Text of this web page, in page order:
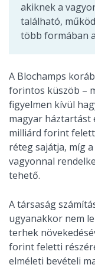
akiknek a
található,
több formában
A Blochamps
forintos küszöb –
figyelmen kívül
magyar háztartást
milliárd forint
réteg sajátja, míg
vagyonnal
tehető.
A társaság
ugyanakkor nem
terhek
forint feletti
elméleti bevételi